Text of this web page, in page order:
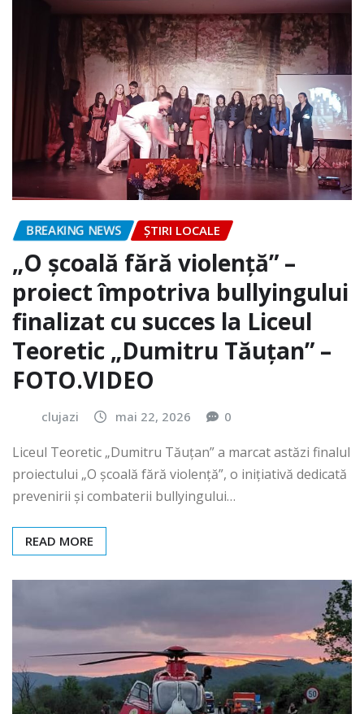
BREAKING NEWS ȘTIRI LOCALE
„O școală fără violență” –
proiect împotriva bullyingului
finalizat cu succes la Liceul
Teoretic „Dumitru Tăuțan” –
FOTO.VIDEO
clujazi mai 22, 2026 0
Liceul Teoretic „Dumitru Tăuțan” a marcat astăzi finalul
proiectului „O școală fără violență”, o inițiativă dedicată
prevenirii și combaterii bullyingului…
READ MORE